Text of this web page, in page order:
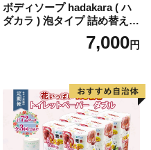
ボディソープ hadakara ( ハ
ダカラ ) 泡タイプ 詰め替え 4
40ml×4袋 ボディーソープ 泡
ボディソープ 泡 日用品 消耗
泡石鹸 石鹸 兵庫 兵庫県 小野
7,000円